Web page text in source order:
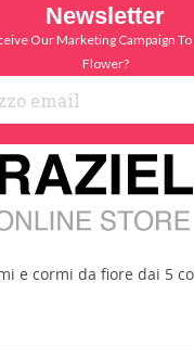
Newsletter
Our Marketing Campaign
Flower?
e cormi da fiore dai 5